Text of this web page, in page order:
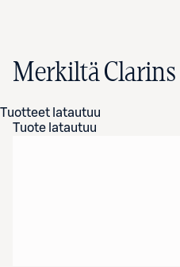
Merkiltä Clarins
Tuotteet latautuu
Tuote latautuu